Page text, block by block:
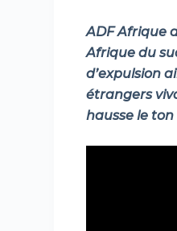
ADF Afrique
Afrique du
d’expulsion
étrangers
hausse le